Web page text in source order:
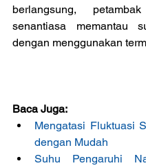
berlangsung,
senantiasa memantau
dengan menggunakan
Baca Juga:
Mengatasi Fluktuasi
dengan Mudah
Suhu Pengaruhi